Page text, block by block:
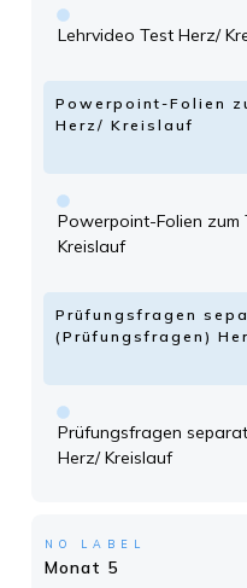
Lehrvideo Test Herz/
Powerpoint-Folien
Herz/ Kreislauf
Powerpoint-Folien
Kreislauf
Prüfungsfragen
(Prüfungsfragen)
Prüfungsfragen
Herz/ Kreislauf
NO LABEL
Monat 5